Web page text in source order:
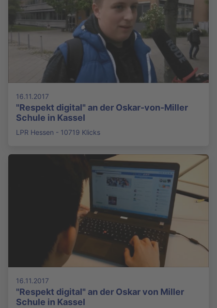
16.11.2017
"Respekt digital" an der Oskar-von-Miller
Schule in Kassel
LPR Hessen - 10719 Klicks
16.11.2017
"Respekt digital" an der Oskar von Miller
Schule in Kassel